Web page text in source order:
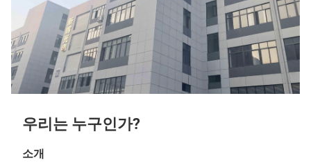
우리는 누구인가?
소개